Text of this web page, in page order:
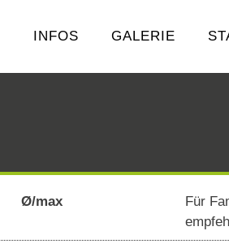
INFOS GALERIE
Ø/max
Für